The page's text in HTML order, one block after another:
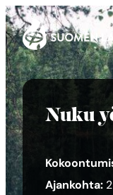
Siirry
suoraan
sisältöön
Suomen Latu
Nuku
Ajankohta: